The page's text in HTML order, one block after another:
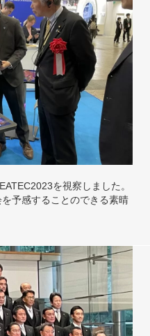
を視察しました。
予感することのできる素晴